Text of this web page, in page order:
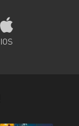
IOS